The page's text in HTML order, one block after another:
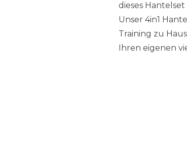
dieses Hantelset
Unser 4in1
Training zu
Ihren eigenen